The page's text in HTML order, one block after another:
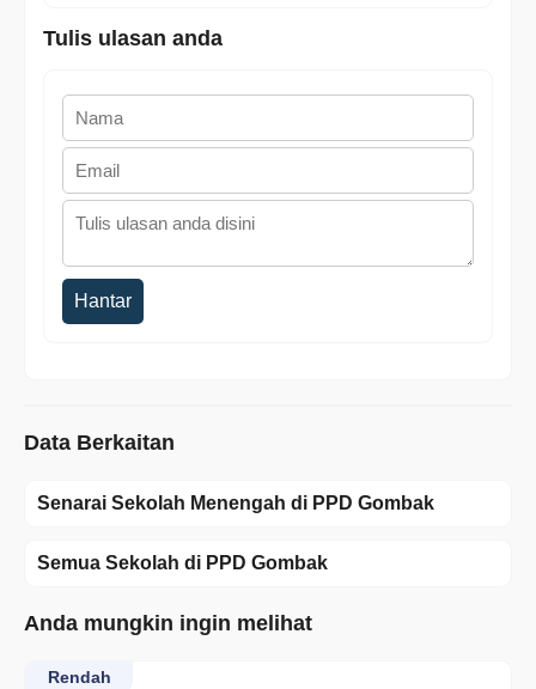
Tulis ulasan anda
Hantar
Data Berkaitan
Senarai Sekolah Menengah di PPD Gombak
Semua Sekolah di PPD Gombak
Anda mungkin ingin melihat
Rendah